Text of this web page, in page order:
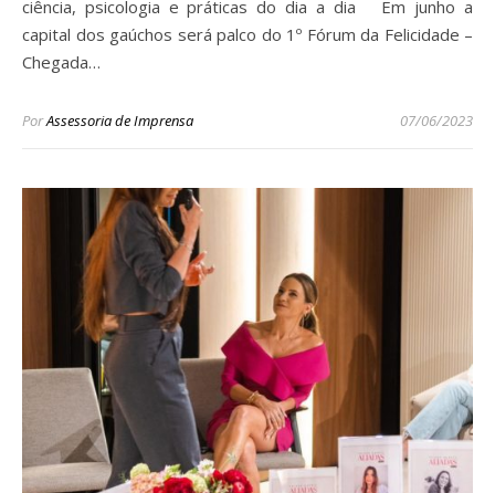
ciência, psicologia e práticas do dia a dia Em junho a
capital dos gaúchos será palco do 1º Fórum da Felicidade –
Chegada…
PorAssessoria de Imprensa 07/06/2023